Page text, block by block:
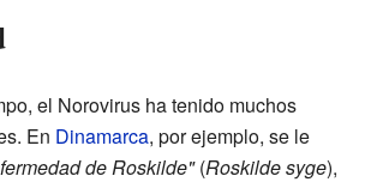
el Norovirus ha tenido muchos
En Dinamarca, por ejemplo, se le
de Roskilde"(Roskilde syge),